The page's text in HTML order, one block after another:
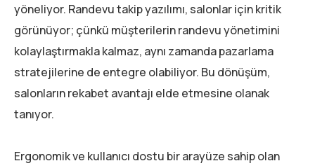
yöneliyor. Randevu takip yazılımı, salonlar için kritik
görünüyor; çünkü müşterilerin randevu yönetimini
kolaylaştırmakla kalmaz, aynı zamanda pazarlama
stratejilerine de entegre olabiliyor. Bu dönüşüm,
salonların rekabet avantajı elde etmesine olanak
tanıyor.
Ergonomik ve kullanıcı dostu bir arayüze sahip olan